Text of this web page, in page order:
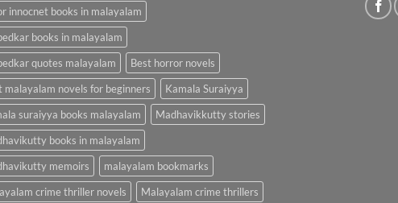
innocnet books in malayalam
books in malayalam
quotes malayalam
Best horror novels
malayalam novels for beginners
Kamala Suraiyya
suraiyya books malayalam
Madhavikkutty stories
books in malayalam
memoirs
malayalam bookmarks
crime thriller novels
Malayalam crime thrillers